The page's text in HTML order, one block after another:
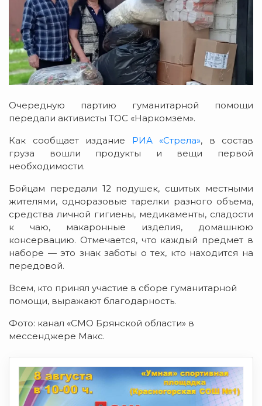
Очередную партию гуманитарной помощи
передали активисты ТОС «Наркомзем».
Как сообщает издание РИА «Стрела», в состав
груза вошли продукты и вещи первой
необходимости.
Бойцам передали 12 подушек, сшитых местными
жителями, одноразовые тарелки разного объема,
средства личной гигиены, медикаменты, сладости
к чаю, макаронные изделия, домашнюю
консервацию. Отмечается, что каждый предмет в
наборе — это знак заботы о тех, кто находится на
передовой.
Всем, кто принял участие в сборе гуманитарной
помощи, выражают благодарность.
Фото: канал «СМО Брянской области» в
мессенджере Макс.